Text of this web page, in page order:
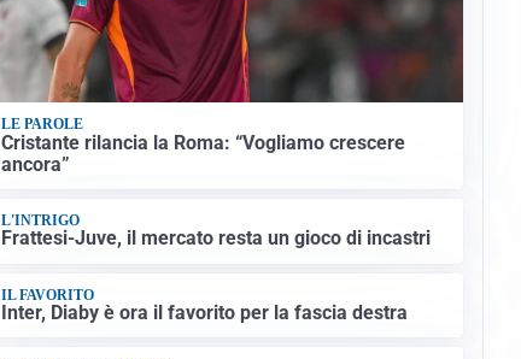
LE PAROLE
Cristante rilancia la Roma: “Vogliamo crescere
ancora”
L'INTRIGO
Frattesi-Juve, il mercato resta un gioco di incastri
IL FAVORITO
Inter, Diaby è ora il favorito per la fascia destra